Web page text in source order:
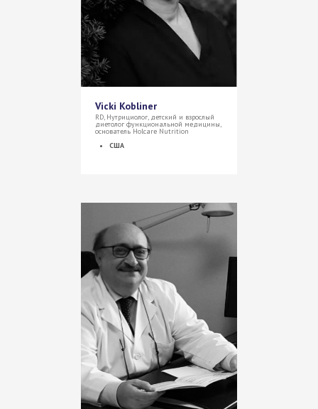
Vicki Kobliner
RD, Нутрициолог, детский и взрослый
диетолог функциональной медицины,
основатель Holcare Nutrition
США